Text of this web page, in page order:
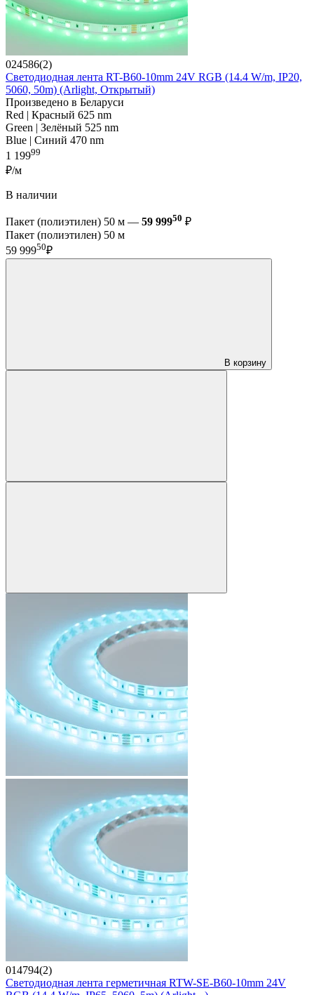
024586(2)
Светодиодная лента RT-B60-10mm 24V RGB (14.4 W/m, IP20,
5060, 50m) (Arlight, Открытый)
Произведено в Беларуси
Red | Красный 625 nm
Green | Зелёный 525 nm
Blue | Синий 470 nm
1 19999
₽/м
В наличии
Пакет (полиэтилен) 50 м — 59 99950 ₽
Пакет (полиэтилен) 50 м
59 99950₽
В корзину
014794(2)
Светодиодная лента герметичная RTW-SE-B60-10mm 24V